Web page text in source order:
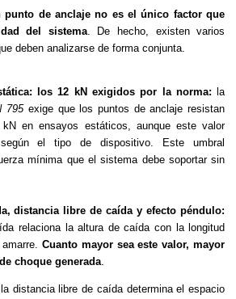
punto de anclaje no es el único factor que
del sistema. De hecho, existen varios
deben analizarse de forma conjunta.
los 12 kN exigidos por la norma:
la
795exige que los puntos de anclaje resistan
en ensayos estáticos, aunque este valor
el tipo de dispositivo. Este umbral
mínima que el sistema debe soportar sin
distancia libre de caída y efecto péndulo:
relaciona la altura de caída con la longitud
Cuanto mayor sea este valor, mayor
choque generada.
distancia libre de caída determina el espacio